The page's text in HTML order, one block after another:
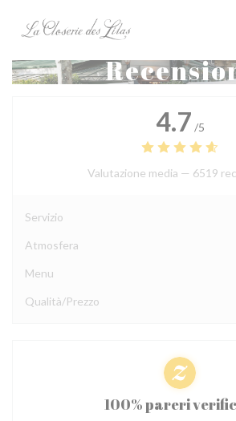
4.7 /5
Valutazione media — 6519
Servizio
Atmosfera
Menu
Qualità/Prezzo
100% pareri